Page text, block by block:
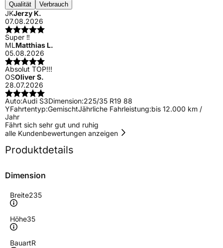
Qualität
Verbrauch
JKJerzy K.
07.08.2026
Super ‼️
MLMatthias L.
05.08.2026
Absolut TOP!!!
OSOliver S.
28.07.2026
Auto:Audi S3Dimension:225/35 R19 88
YFahrtentyp:GemischtJährliche Fahrleistung:bis 12.000 km /
Jahr
Fährt sich sehr gut und ruhig
alle Kundenbewertungen anzeigen
Produktdetails
Dimension
Breite235
Höhe35
BauartR